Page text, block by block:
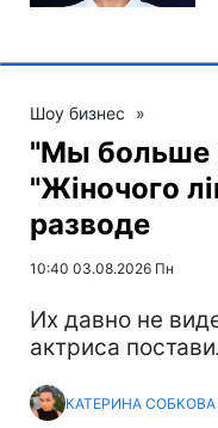
Шоу бизнес »
"Мы больше
"Жіночого
разводе
10:40 03.08.2026 Пн
Их давно не
актриса
КАТЕРИНА СОБКОВА